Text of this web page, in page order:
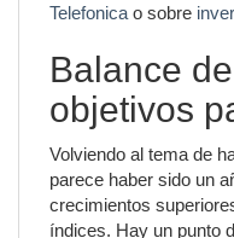
Telefonica o sobre
Balance
objetivos
Volviendo al tema de
parece haber sido un
crecimientos
índices. Hay un punto